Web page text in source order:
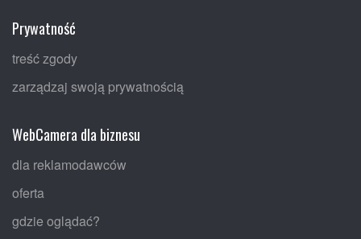
Prywatność
treść zgody
zarządzaj swoją prywatnością
WebCamera dla biznesu
dla reklamodawców
oferta
gdzie oglądać?